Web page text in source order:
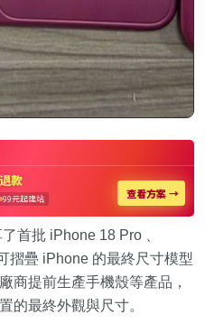
首批 iPhone 18 Pro 、
摺疊 iPhone 的最終尺寸模型
商提前生產手機殼等產品，
的最終外觀與尺寸。